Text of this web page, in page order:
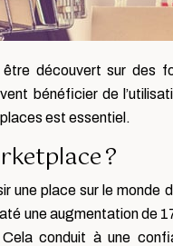
découvert sur des
bénéficier de
est essentiel.
?
une place sur le monde
une augmentation de
conduit à une